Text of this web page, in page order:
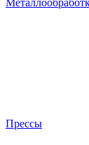
Прессы